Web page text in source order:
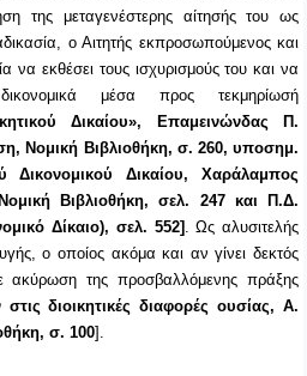
της μεταγενέστερης αίτησής του ως
ο Αιτητής εκπροσωπούμενος και
να εκθέσει τους ισχυρισμούς του και να
μέσα προς τεκμηρίωσή
Δικαίου», Επαμεινώνδας Π.
Νομική Βιβλιοθήκη, σ. 260, υποσημ.
Δικονομικού Δικαίου, Χαράλαμπος
Βιβλιοθήκη, σελ. 247 και Π.Δ.
Δίκαιο), σελ. 552]. Ως αλυσιτελής
ο οποίος ακόμα και αν γίνει δεκτός
ακύρωση της προσβαλλόμενης πράξης
διοικητικές διαφορές ουσίας, Α.
σ. 100].